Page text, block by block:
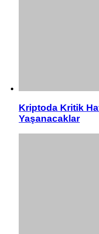
Kriptoda Kritik
Yaşanacaklar